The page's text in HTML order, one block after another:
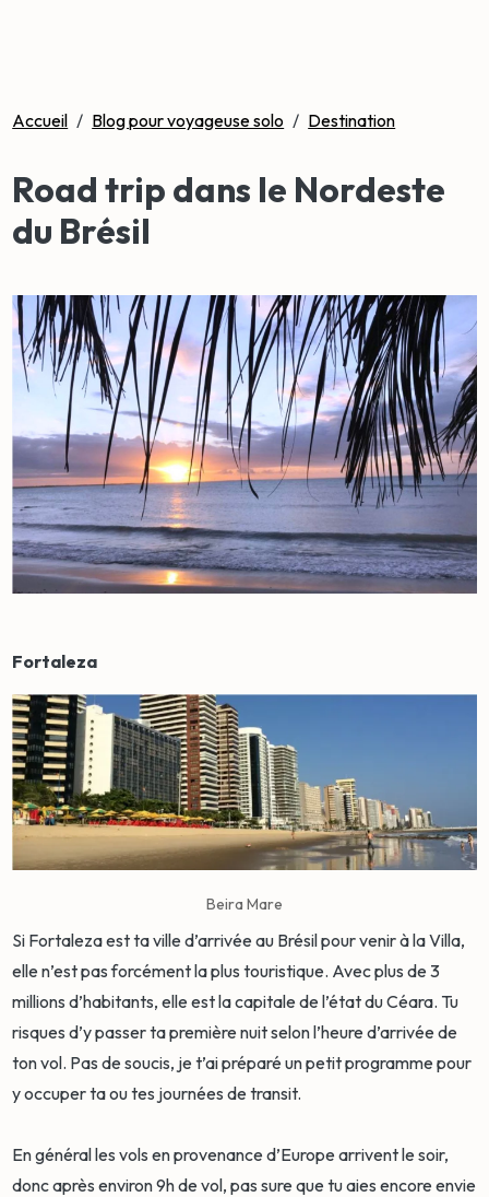
Accueil / Blog pour voyageuse solo / Destination
Road trip dans le Nordeste
du Brésil
Fortaleza
Beira Mare
Si Fortaleza est ta ville d’arrivée au Brésil pour venir à la Villa,
elle n’est pas forcément la plus touristique. Avec plus de 3
millions d’habitants, elle est la capitale de l’état du Céara. Tu
risques d’y passer ta première nuit selon l’heure d’arrivée de
ton vol. Pas de soucis, je t’ai préparé un petit programme pour
y occuper ta ou tes journées de transit.
En général les vols en provenance d’Europe arrivent le soir,
donc après environ 9h de vol, pas sure que tu aies encore envie